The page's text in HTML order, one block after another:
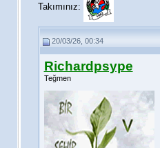
Takımınız:
20/03/26, 00:34
Richardpsype
Teğmen